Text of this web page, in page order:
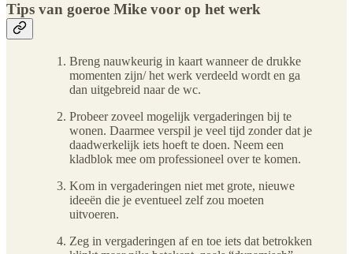
Tips van goeroe Mike voor op het werk
Breng nauwkeurig in kaart wanneer de drukke
momenten zijn/ het werk verdeeld wordt en ga
dan uitgebreid naar de wc.
Probeer zoveel mogelijk vergaderingen bij te
wonen. Daarmee verspil je veel tijd zonder dat je
daadwerkelijk iets hoeft te doen. Neem een
kladblok mee om professioneel over te komen.
Kom in vergaderingen niet met grote, nieuwe
ideeën die je eventueel zelf zou moeten
uitvoeren.
Zeg in vergaderingen af en toe iets dat betrokken